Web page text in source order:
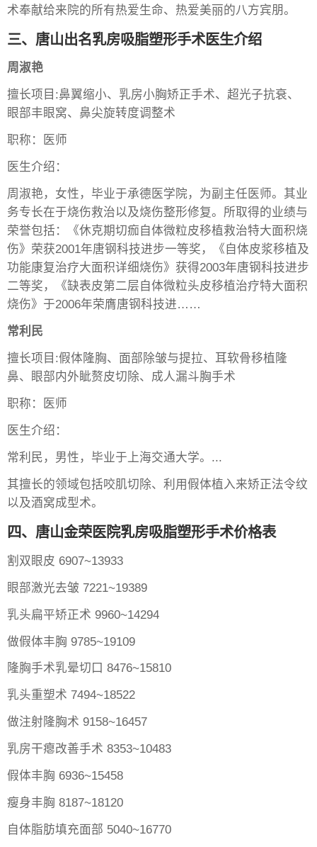
术奉献给来院的所有热爱生命、热爱美丽的八方宾朋。
三、唐山出名乳房吸脂塑形手术医生介绍
周淑艳
擅长项目:鼻翼缩小、乳房小胸矫正手术、超光子抗衰、
眼部丰眼窝、鼻尖旋转度调整术
职称：医师
医生介绍：
周淑艳，女性，毕业于承德医学院，为副主任医师。其业
务专长在于烧伤救治以及烧伤整形修复。所取得的业绩与
荣誉包括：《休克期切痂自体微粒皮移植救治特大面积烧
伤》荣获2001年唐钢科技进步一等奖，《自体皮浆移植及
功能康复治疗大面积详细烧伤》获得2003年唐钢科技进步
二等奖，《缺表皮第二层自体微粒头皮移植治疗特大面积
烧伤》于2006年荣膺唐钢科技进……
常利民
擅长项目:假体隆胸、面部除皱与提拉、耳软骨移植隆
鼻、眼部内外眦赘皮切除、成人漏斗胸手术
职称：医师
医生介绍：
常利民，男性，毕业于上海交通大学。...
其擅长的领域包括咬肌切除、利用假体植入来矫正法令纹
以及酒窝成型术。
四、唐山金荣医院乳房吸脂塑形手术价格表
割双眼皮 6907~13933
眼部激光去皱 7221~19389
乳头扁平矫正术 9960~14294
做假体丰胸 9785~19109
隆胸手术乳晕切口 8476~15810
乳头重塑术 7494~18522
做注射隆胸术 9158~16457
乳房干瘪改善手术 8353~10483
假体丰胸 6936~15458
瘦身丰胸 8187~18120
自体脂肪填充面部 5040~16770